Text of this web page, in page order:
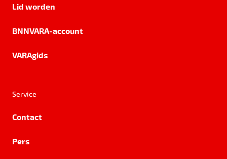
Lid worden
BNNVARA-account
VARAgids
Service
Contact
Pers